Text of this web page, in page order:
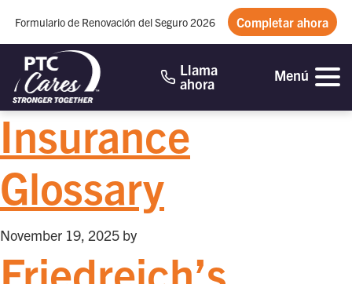
Formulario de Renovación del Seguro 2026 Completar ahora
Llama
ahora Menú
Insurance
Glossary
November 19, 2025 by
Friedreich’s